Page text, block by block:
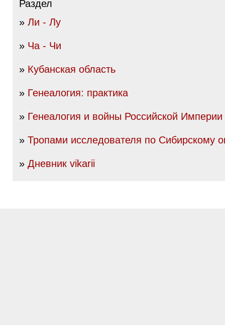
Раздел
» Ли - Лу
» Ча - Чи
» Кубанская область
» Генеалогия: практика
» Генеалогия и войны Российской
» Тропами исследователя по Сибирскому
» Дневник vikarii